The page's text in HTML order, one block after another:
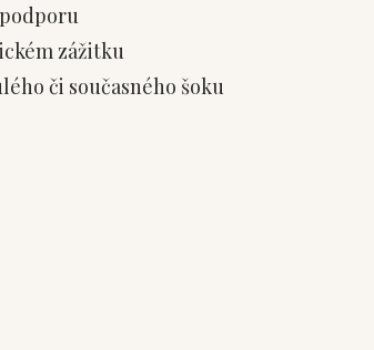
zážitku
či současného šoku